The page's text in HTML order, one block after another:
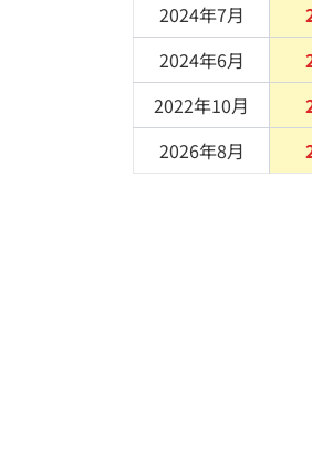
2024年7月
2024年6月
2022年10月
2026年8月